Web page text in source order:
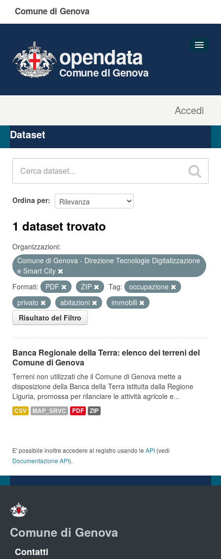
Comune di Genova
Accedi
opendata
Comune di Genova
Organizzazioni
Gruppi
Dataset
Ordina per
1 dataset trovato
Organizzazioni:
Comune di Genova - Direzione Tecnologie Digitalizzazione
e Smart City
Formati:
PDF ZIP Tag:
occupazione
privato
abitazioni
immobili
Risultato del Filtro
Banca Regionale della Terra: elenco dei terreni del
Comune di Genova
Terreni non utilizzati che il Comune di Genova mette a
disposizione della Banca della Terra istituita dalla Regione
Liguria, promossa per rilanciare le attività agricole e...
CSV MAP_SRVC PDF ZIP
E' possibile inoltre accedere al registro usando le API (vedi
Documentazione API).
Comune di Genova
Contatti